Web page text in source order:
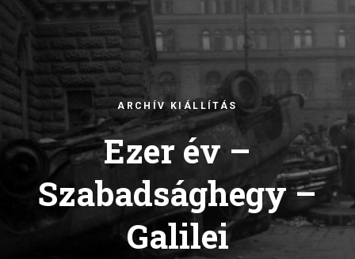
ARCHÍV KIÁLLÍTÁS
Ezer év –
Szabadsághegy –
Galilei